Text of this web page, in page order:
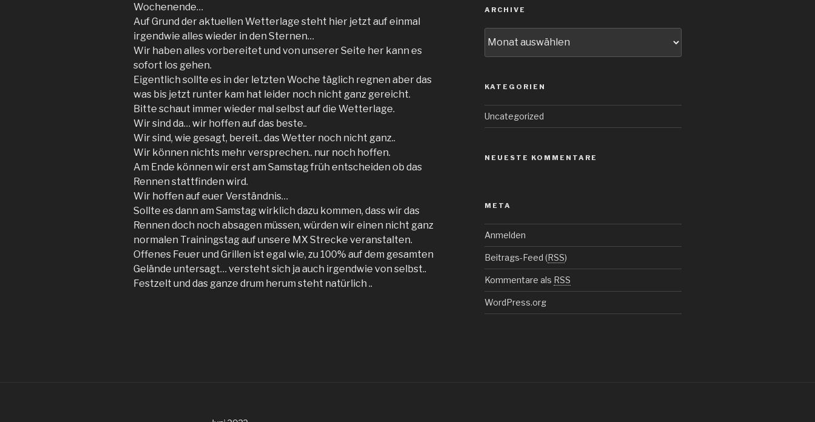
Wochenende…
Auf Grund der aktuellen Wetterlage steht hier jetzt auf einmal
irgendwie alles wieder in den Sternen…
Wir haben alles vorbereitet und von unserer Seite her kann es
sofort los gehen.
Eigentlich sollte es in der letzten Woche täglich regnen aber das
was bis jetzt runter kam hat leider noch nicht ganz gereicht.
Bitte schaut immer wieder mal selbst auf die Wetterlage.
Wir sind da… wir hoffen auf das beste..
Wir sind, wie gesagt, bereit.. das Wetter noch nicht ganz..
Wir können nichts mehr versprechen.. nur noch hoffen.
Am Ende können wir erst am Samstag früh entscheiden ob das
Rennen stattfinden wird.
Wir hoffen auf euer Verständnis…
Sollte es dann am Samstag wirklich dazu kommen, dass wir das
Rennen doch noch absagen müssen, würden wir einen nicht ganz
normalen Trainingstag auf unsere MX Strecke veranstalten.
Offenes Feuer und Grillen ist egal wie, zu 100% auf dem gesamten
Gelände untersagt… versteht sich ja auch irgendwie von selbst..
Festzelt und das ganze drum herum steht natürlich ..
ARCHIVE
KATEGORIEN
Uncategorized
NEUESTE KOMMENTARE
META
Anmelden
Beitrags-Feed (RSS)
Kommentare als RSS
WordPress.org